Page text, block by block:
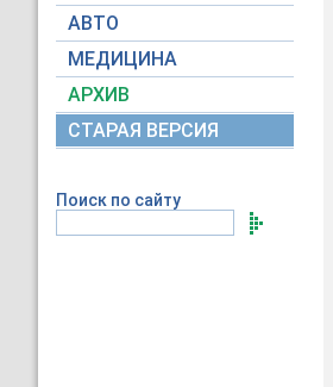
АВТО
МЕДИЦИНА
АРХИВ
СТАРАЯ ВЕРСИЯ
Поиск по сайту